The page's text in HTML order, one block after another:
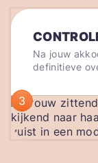
Na jouw
definitieve
3